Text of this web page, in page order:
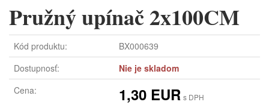
Pružný upínač 2x100CM
Kód produktu:
BX000639
Dostupnosť:
Nie je skladom
Cena:
1,30 EUR s DPH